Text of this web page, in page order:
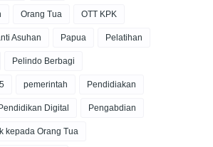
Orang Tua OTT KPK
Asuhan Papua Pelatihan
Pelindo Berbagi
pemerintah Pendidiakan
Pendidikan Digital Pengabdian
kepada Orang Tua